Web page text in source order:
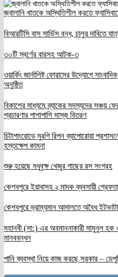
জ্বালানি খাতকে অস্থিতিশীল করতে
বিআরটিসি বাস সার্ভিস বন্ধ, চালুর দাবিতে
৩০টি স্বর্ণের বারসহ আটক-৩
ওয়ার্কিং জার্নালিষ্ট ফোরামের উদ্যোগে
অনুষ্ঠিত
বিকাশের মাধ্যমে ব্র্যাকের সদস্যদের
প্রচারণার পাশাপাশি মাস্ক বিতরণ
চিটাগাংরোডে মুরগি রিপন ব্যাপোরোয়া
হস্তক্ষেপ কামনা
শুরু হয়েছে মধুবৃক্ষ খেজুর গাছের রস সংগ্রহ
কেশবপুরে ইয়াবাসহ ২ মাদক ব্যবসায়ী
কেশবপুরে ভ্রাম্যমান আদালতে অবৈধ
মহানবী (সা:) এর অবমাননাকারী মামুনুল হক
মানববন্ধন
পানি ব্যবস্থা নিয়ে কাজ করছে সরকার –